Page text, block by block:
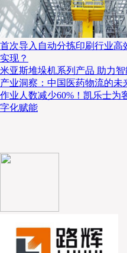
配备了木牛流马移动
实行监管、控制和调度
挥系统中项目车辆的作
状态、所在位置、工作
配任务。根据客户的实
交通管制等功能。AGV
除故障。交通管制模块
情况制定，考虑到突发情
行精度达到最高；
通过本项目的上线运
首次导入自动分拣印刷行业高
实现？
米亚斯堆垛机系列产品 助力
产业洞察：中国医药物流的未
作业人数减少60%！凯乐士为
字化赋能